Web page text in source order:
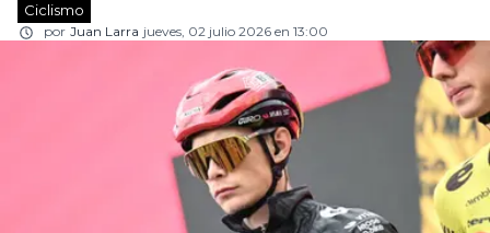
Ciclismo
por Juan Larra jueves, 02 julio 2026 en 13:00